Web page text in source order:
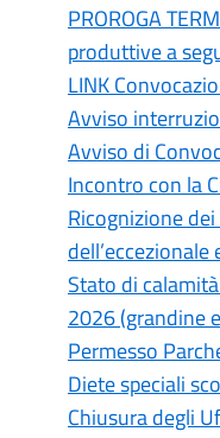
PROROGA
produttive a
LINK
Avviso
Avviso di
Incontro con la
Ricognizione
Stato di
2026 (grandine
Permesso
Diete speciali
Chiusura degli